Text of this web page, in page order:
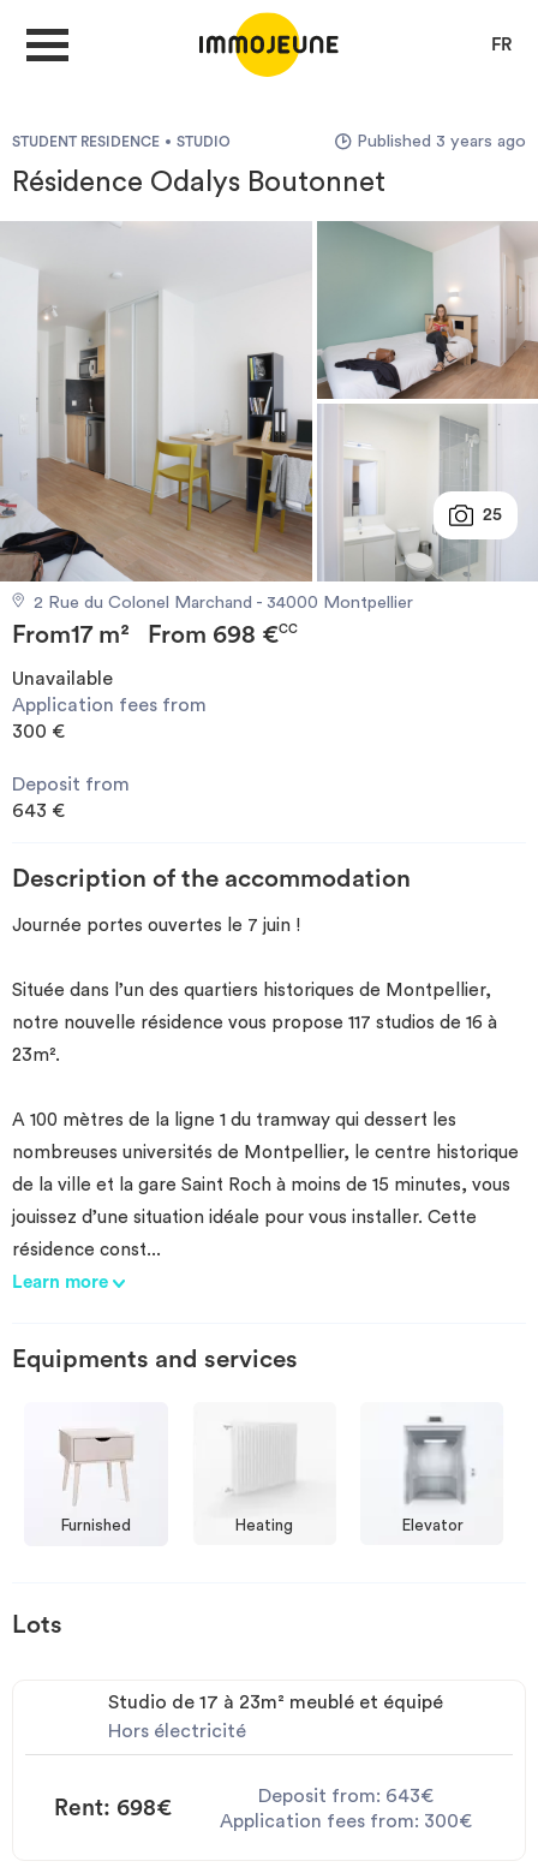
FR
Looking for a rent
Propose accommodation
Invest
Blog
STUDENT RESIDENCE STUDIO Published 3 years ago
Résidence Odalys Boutonnet
25
2 Rue du Colonel Marchand - 34000 Montpellier
From17 m² From 698 €CC
Unavailable
Application fees from
300 €
Deposit from
643 €
Description of the accommodation
Journée portes ouvertes le 7 juin !
Située dans l’un des quartiers historiques de Montpellier,
notre nouvelle résidence vous propose 117 studios de 16 à
23m².
A 100 mètres de la ligne 1 du tramway qui dessert les
nombreuses universités de Montpellier, le centre historique
de la ville et la gare Saint Roch à moins de 15 minutes, vous
jouissez d’une situation idéale pour vous installer. Cette
résidence const...
Learn more
Equipments and services
Furnished Heating Elevator
Lots
Studio de 17 à 23m² meublé et équipé
Hors électricité
Rent: 698€
Deposit from: 643€
Application fees from: 300€